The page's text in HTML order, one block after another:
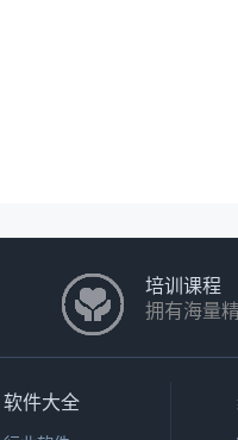
培训课程
拥有海量
软件大全